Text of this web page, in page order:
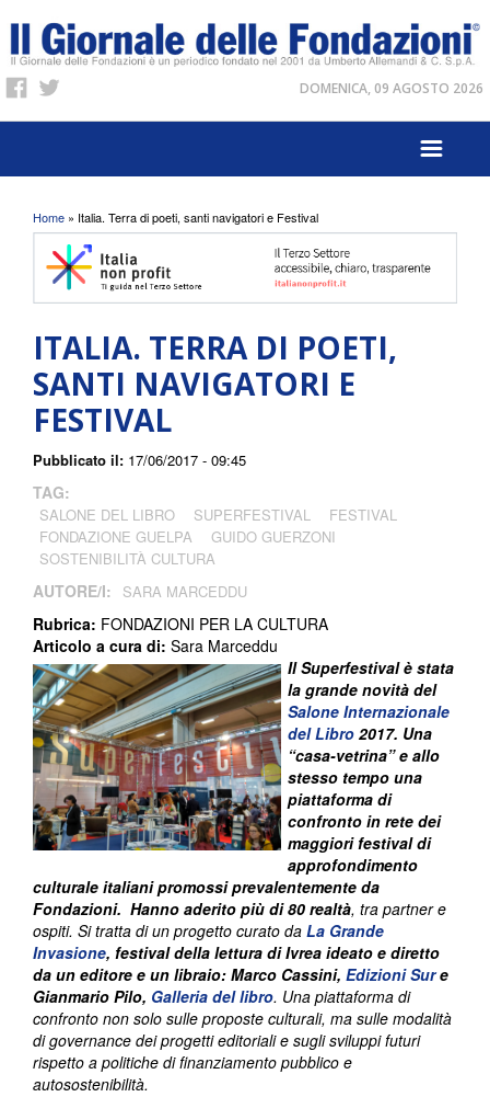
DOMENICA, 09 AGOSTO 2026
Tu sei qui
Home » Italia. Terra di poeti, santi navigatori e Festival
ITALIA. TERRA DI POETI,
SANTI NAVIGATORI E
FESTIVAL
Pubblicato il: 17/06/2017 - 09:45
TAG:
SALONE DEL LIBRO SUPERFESTIVAL
FESTIVAL
FONDAZIONE GUELPA
GUIDO GUERZONI
SOSTENIBILITÀ CULTURA
AUTORE/I: SARA MARCEDDU
Rubrica: FONDAZIONI PER LA CULTURA
Articolo a cura di: Sara Marceddu
Il Superfestival è stata
la grande novità del
Salone Internazionale
del Libro 2017. Una
“casa-vetrina” e allo
stesso tempo una
piattaforma di
confronto in rete dei
maggiori festival di
approfondimento
culturale italiani promossi prevalentemente da
Fondazioni. Hanno aderito più di 80 realtà, tra partner e
ospiti. Si tratta di un progetto curato da La Grande
Invasione, festival della lettura di Ivrea ideato e diretto
da un editore e un libraio: Marco Cassini, Edizioni Sure
Gianmario Pilo, Galleria del libro. Una piattaforma di
confronto non solo sulle proposte culturali, ma sulle modalità
di governance dei progetti editoriali e sugli sviluppi futuri
rispetto a politiche di finanziamento pubblico e
autosostenibilità.